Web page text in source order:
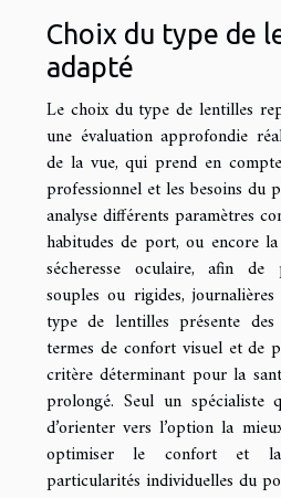
Choix du type de
adapté
Le choix du type de lentilles
une évaluation approfondie
de la vue, qui prend en
professionnel et les besoins du
analyse différents paramètres
habitudes de port, ou encore
sécheresse oculaire, afin
souples ou rigides,
type de lentilles présente
termes de confort visuel et de
critère déterminant pour la
prolongé. Seul un spécialiste
d’orienter vers l’option la
optimiser le confort et
particularités individuelles du